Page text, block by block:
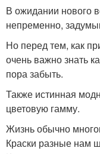
В ожидании нового
непременно,
Но перед тем, как
очень важно знать
пора забыть.
Также истинная
цветовую гамму.
Жизнь обычно
Краски разные нам